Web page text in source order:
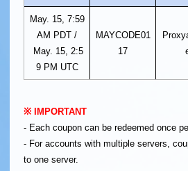
May. 15, 7:59
AM PDT /
May. 15, 2:5
9 PM UTC
MAYCODE01
17
※ IMPORTANT
- Each coupon can be redeemed once
- For accounts with multiple servers,
to one server.